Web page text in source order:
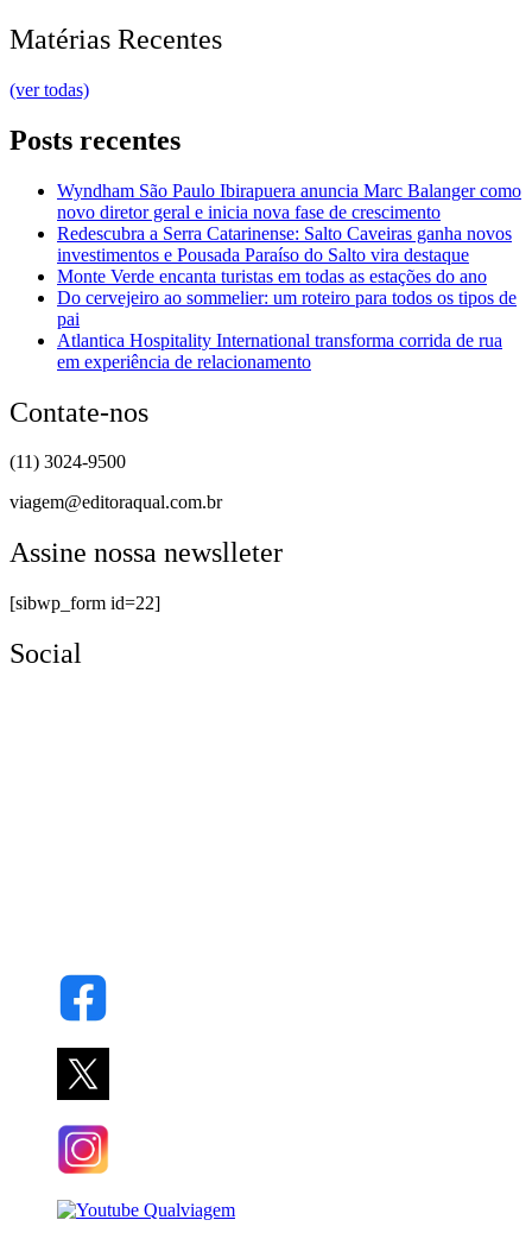
Matérias Recentes
(ver todas)
Posts recentes
Wyndham São Paulo Ibirapuera anuncia Marc Balanger como
novo diretor geral e inicia nova fase de crescimento
Redescubra a Serra Catarinense: Salto Caveiras ganha novos
investimentos e Pousada Paraíso do Salto vira destaque
Monte Verde encanta turistas em todas as estações do ano
Do cervejeiro ao sommelier: um roteiro para todos os tipos de
pai
Atlantica Hospitality International transforma corrida de rua
em experiência de relacionamento
Contate-nos
(11) 3024-9500
viagem@editoraqual.com.br
Assine nossa newslleter
[sibwp_form id=22]
Social